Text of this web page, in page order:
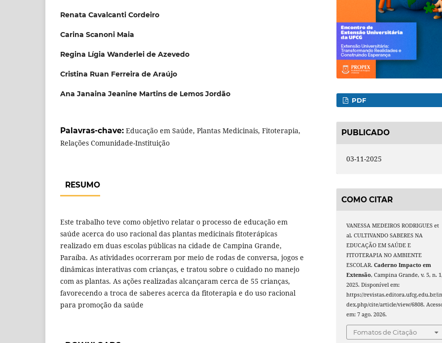
Renata Cavalcanti Cordeiro
Carina Scanoni Maia
Regina Lígia Wanderlei de Azevedo
Cristina Ruan Ferreira de Araújo
Ana Janaina Jeanine Martins de Lemos Jordão
Palavras-chave: Educação em Saúde, Plantas Medicinais, Fitoterapia,
Relações Comunidade-Instituição
RESUMO
Este trabalho teve como objetivo relatar o processo de educação em
saúde acerca do uso racional das plantas medicinais fitoterápicas
realizado em duas escolas públicas na cidade de Campina Grande,
Paraíba. As atividades ocorreram por meio de rodas de conversa, jogos e
dinâmicas interativas com crianças, e tratou sobre o cuidado no manejo
com as plantas. As ações realizadas alcançaram cerca de 55 crianças,
favorecendo a troca de saberes acerca da fitoterapia e do uso racional
para promoção da saúde
PDF
PUBLICADO
03-11-2025
COMO CITAR
VANESSA MEDEIROS RODRIGUES et
al. CULTIVANDO SABERES NA
EDUCAÇÃO EM SAÚDE E
FITOTERAPIA NO AMBIENTE
ESCOLAR.Caderno Impacto em
Extensão, Campina Grande, v. 5, n. 1,
2025. Disponível em:
https://revistas.editora.ufcg.edu.br/in
dex.php/cite/article/view/6808.
em: 7 ago. 2026.
Fomatos de Citação